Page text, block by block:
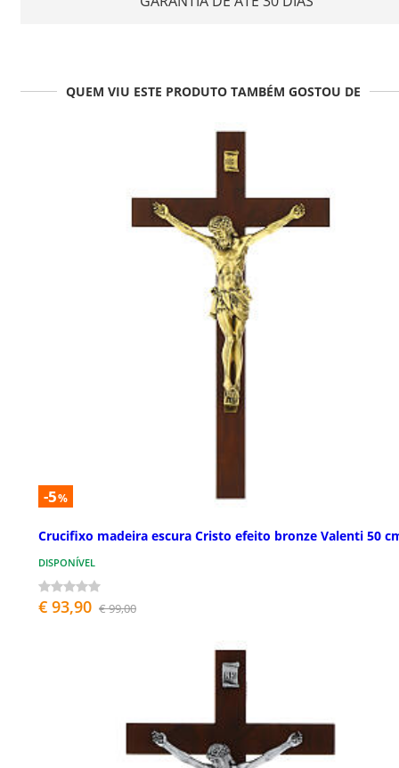
QUEM VIU ESTE PRODUTO TAMBÉM GOSTOU DE
-5%
Crucifixo madeira escura Cristo efeito bronze Valenti 50
DISPONÍVEL
€ 93,90 € 99,00